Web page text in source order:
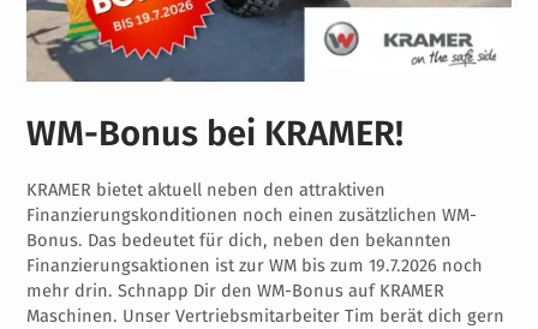
WM-Bonus bei KRAMER!
KRAMER bietet aktuell neben den attraktiven
Finanzierungskonditionen noch einen zusätzlichen WM-
Bonus. Das bedeutet für dich, neben den bekannten
Finanzierungsaktionen ist zur WM bis zum 19.7.2026 noch
mehr drin. Schnapp Dir den WM-Bonus auf KRAMER
Maschinen. Unser Vertriebsmitarbeiter Tim berät dich gern